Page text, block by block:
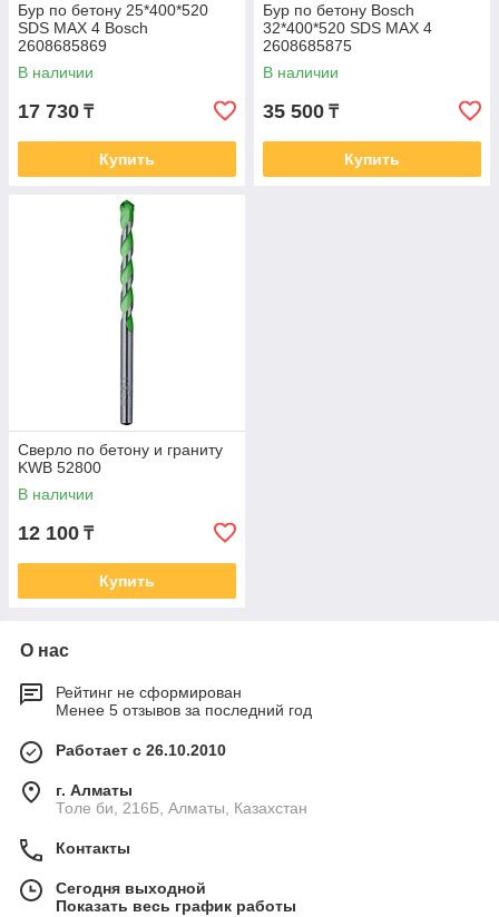
Бур по бетону 25*400*520
SDS MAX 4 Bosch
2608685869
В наличии
17 730 ₸
Купить
Бур по бетону Bosch
32*400*520 SDS MAX 4
2608685875
В наличии
35 500 ₸
Купить
Сверло по бетону и граниту
KWB 52800
В наличии
12 100 ₸
Купить
О нас
Рейтинг не сформирован
Менее 5 отзывов за последний год
Работает с 26.10.2010
г. Алматы
Толе би, 216Б, Алматы, Казахстан
Контакты
Сегодня выходной
Показать весь график работы